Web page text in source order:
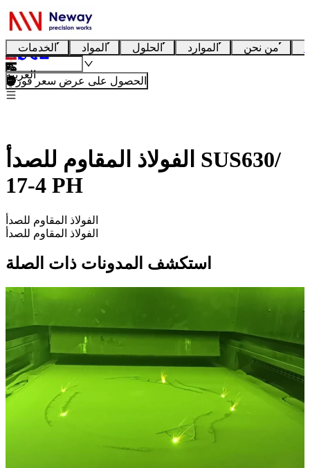
الخدمات المواد الحلول الموارد من نحن
العربية
الحصول على عرض سعر فوري
الفولاذ المقاوم للصدأ SUS630/
17-4 PH
الفولاذ المقاوم للصدأ
الفولاذ المقاوم للصدأ
استكشف المدونات ذات الصلة